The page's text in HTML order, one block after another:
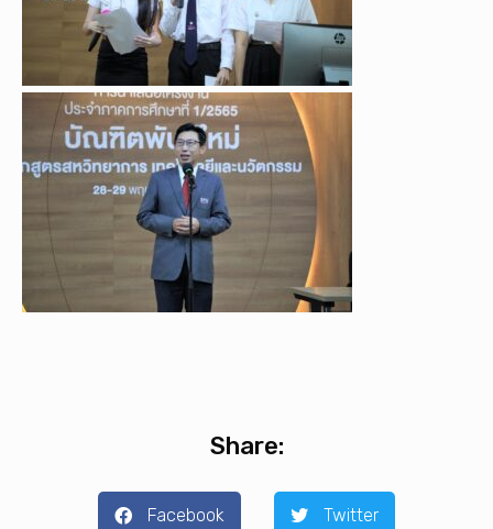
Share:
Facebook Twitter